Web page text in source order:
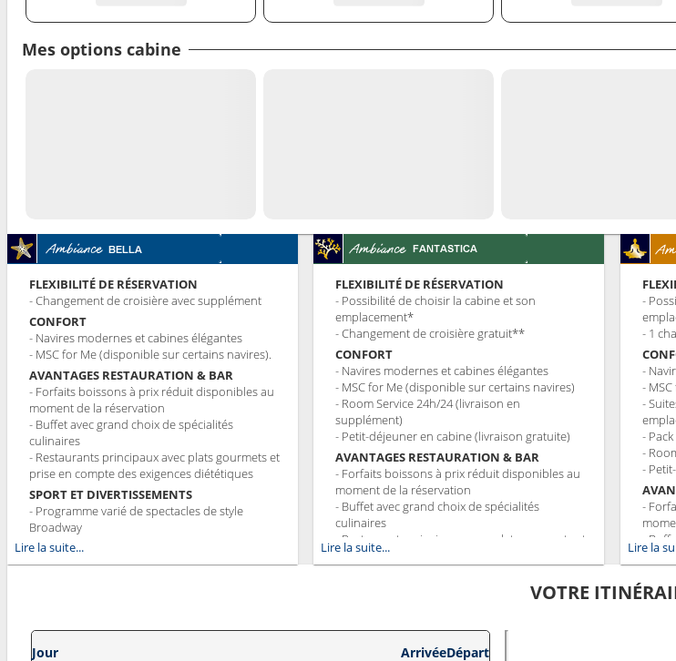
Mes options cabine
FLEXIBILITÉ DE RÉSERVATION
- Changement de croisière avec supplément
CONFORT
- Navires modernes et cabines élégantes
- MSC for Me (disponible sur certains navires).
AVANTAGES RESTAURATION & BAR
- Forfaits boissons à prix réduit disponibles au
moment de la réservation
- Buffet avec grand choix de spécialités
culinaires
- Restaurants principaux avec plats gourmets et
prise en compte des exigences diététiques
SPORT ET DIVERTISSEMENTS
- Programme varié de spectacles de style
Broadway
- Espace piscine
SERVICES
Lire la suite...
FLEXIBILITÉ DE RÉSERVATION
- Possibilité de choisir la cabine et son
emplacement*
- Changement de croisière gratuit**
CONFORT
- Navires modernes et cabines élégantes
- MSC for Me (disponible sur certains navires)
- Room Service 24h/24 (livraison en
supplément)
- Petit-déjeuner en cabine (livraison gratuite)
AVANTAGES RESTAURATION & BAR
- Forfaits boissons à prix réduit disponibles au
moment de la réservation
- Buffet avec grand choix de spécialités
culinaires
- Restaurants principaux avec plats gourmets et
prise en compte des exigences diététiques
- Choix de la tranche horaire du dîner (sous
- 20% de réduction sur un forfait Restaurants
Lire la suite...
-
- 1
-
-
-
-
-
-
-
-
-
prise
-
Lire la
VOTRE
Jour ArrivéeDépart